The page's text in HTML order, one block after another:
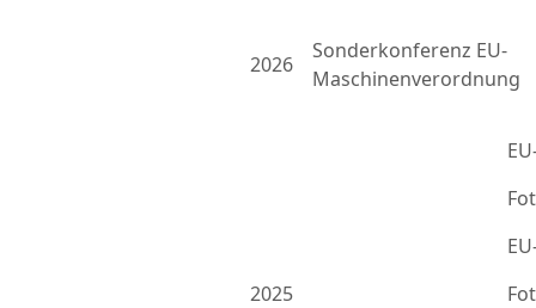
2026
Sonderkonferenz EU-
Maschinenverordnung
2025